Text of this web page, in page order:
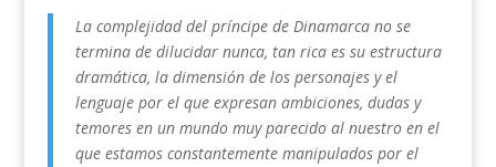
La complejidad del príncipe de Dinamarca no se
termina de dilucidar nunca, tan rica es su estructura
dramática, la dimensión de los personajes y el
lenguaje por el que expresan ambiciones, dudas y
temores en un mundo muy parecido al nuestro en el
que estamos constantemente manipulados por el